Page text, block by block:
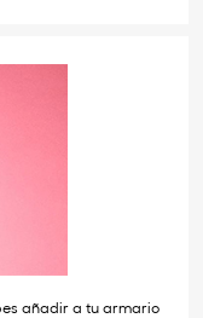
añadir a tu armario